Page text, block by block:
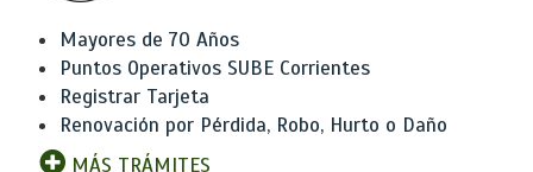
Mayores de 70 Años
Puntos Operativos SUBE Corrientes
Registrar Tarjeta
Renovación por Pérdida, Robo, Hurto o Daño
MÁS TRÁMITES